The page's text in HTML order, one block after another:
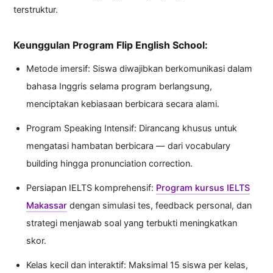
terstruktur.
Keunggulan Program Flip English School:
Metode imersif: Siswa diwajibkan berkomunikasi dalam
bahasa Inggris selama program berlangsung,
menciptakan kebiasaan berbicara secara alami.
Program Speaking Intensif: Dirancang khusus untuk
mengatasi hambatan berbicara — dari vocabulary
building hingga pronunciation correction.
Persiapan IELTS komprehensif: Program kursus IELTS
Makassar dengan simulasi tes, feedback personal, dan
strategi menjawab soal yang terbukti meningkatkan
skor.
Kelas kecil dan interaktif: Maksimal 15 siswa per kelas,